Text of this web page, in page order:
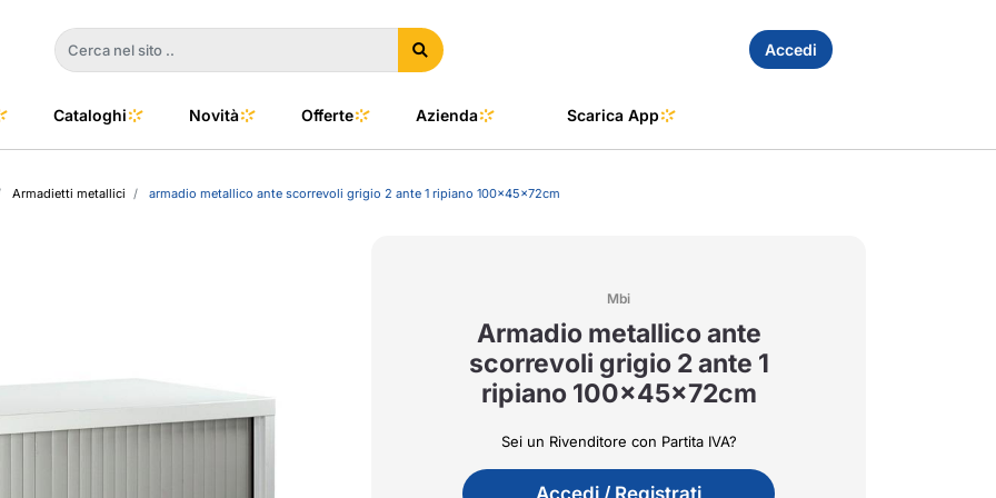
Accedi
Cataloghi Novità Offerte Azienda Scarica App
Armadietti metallici armadio metallico ante scorrevoli grigio 2 ante 1 ripiano 100x45x72cm
Mbi
Armadio metallico ante
scorrevoli grigio 2 ante 1
ripiano 100x45x72cm
Sei un Rivenditore con Partita IVA?
Accedi / Registrati